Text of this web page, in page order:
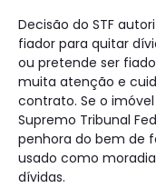
Decisão do STF
fiador para quitar
ou pretende ser
muita atenção e
contrato. Se o
Supremo Tribunal
penhora do bem de
usado como
dívidas.